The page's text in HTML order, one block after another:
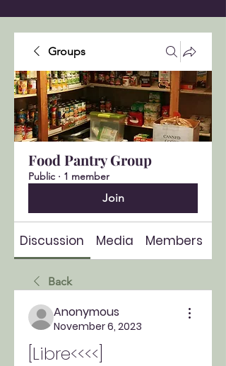
Groups
Food Pantry Group
Public · 1 member
Join
Discussion Media Members
Back
Anonymous
November 6, 2023
[Libre<<<<]